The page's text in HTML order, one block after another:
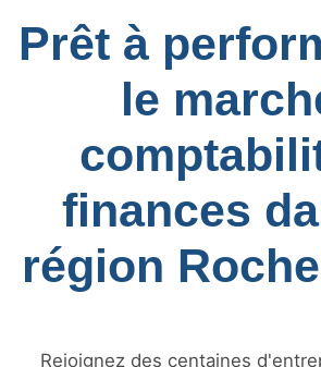
Prêt à
le
finances
région
Rejoignez des centaines